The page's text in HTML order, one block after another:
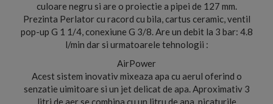
culoare negru si are o proiectie a pipei de 127 mm.
Prezinta Perlator cu racord cu bila, cartus ceramic, ventil
pop-up G 1 1/4, conexiune G 3/8. Are un debit la 3 bar: 4.8
l/min dar si urmatoarele tehnologii :
AirPower
Acest sistem inovativ mixeaza apa cu aerul oferind o
senzatie uimitoare si un jet delicat de apa. Aproximativ 3
litri de aer se combina cu un litru de apa, picaturile